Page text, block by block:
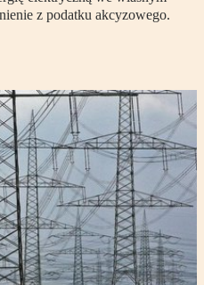
z podatku akcyzowego.